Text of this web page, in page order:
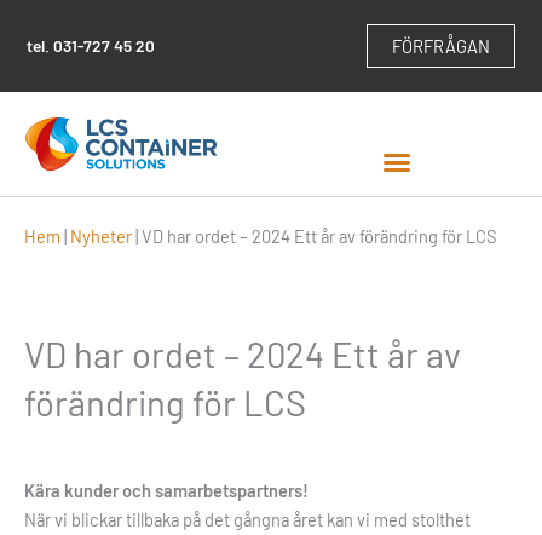
tel.031-727 45 20 FÖRFRÅGAN
Hem | Nyheter|VD har ordet – 2024 Ett år av förändring för LCS
VD har ordet – 2024 Ett år av
förändring för LCS
Kära kunder och samarbetspartners!
När vi blickar tillbaka på det gångna året kan vi med stolthet